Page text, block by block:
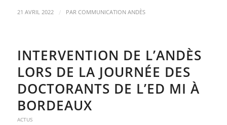
21 AVRIL 2022 / PAR COMMUNICATION ANDÈS
INTERVENTION DE L’ANDÈS
LORS DE LA JOURNÉE DES
DOCTORANTS DE L’ED MI À
BORDEAUX
ACTUS